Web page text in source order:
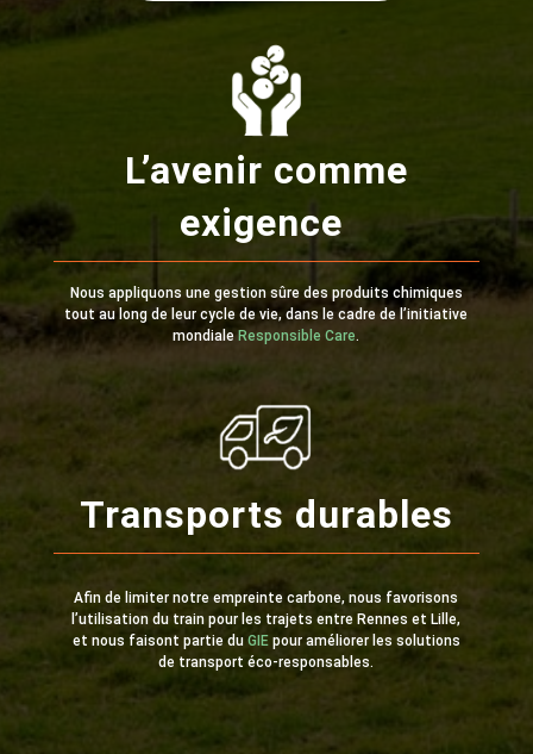
L’avenir comme
exigence
Nous appliquons une gestion sûre des produits chimiques
tout au long de leur cycle de vie, dans le cadre de l’initiative
mondialeResponsible Care.
Transports durables
Afin de limiter notre empreinte carbone, nous favorisons
l’utilisation du train pour les trajets entre Rennes et Lille,
et nous faisont partie du GIEpour améliorer les solutions
de transport éco-responsables.